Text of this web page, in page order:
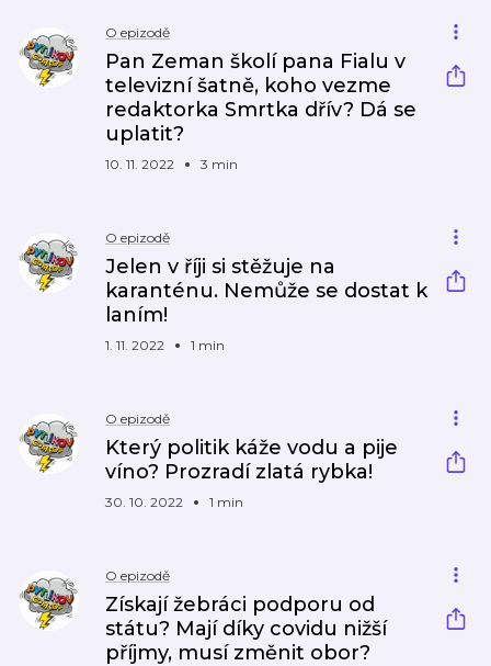
O epizodě
Pan Zeman školí pana Fialu v
televizní šatně, koho vezme
redaktorka Smrtka dřív? Dá se
uplatit?
10. 11. 2022 3 min
O epizodě
Jelen v říji si stěžuje na
karanténu. Nemůže se dostat k
laním!
1. 11. 2022 1 min
O epizodě
Který politik káže vodu a pije
víno? Prozradí zlatá rybka!
30. 10. 2022 1 min
O epizodě
Získají žebráci podporu od
státu? Mají díky covidu nižší
příjmy, musí změnit obor?